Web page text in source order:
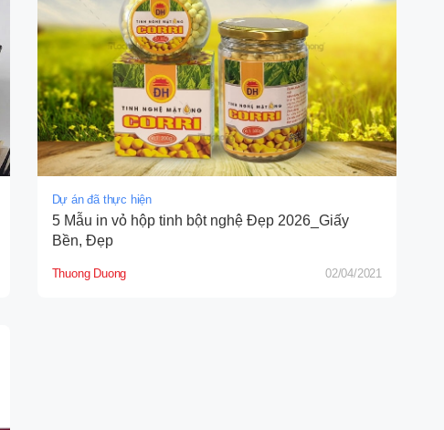
Dự án đã thực hiện
5 Mẫu in vỏ hộp tinh bột nghệ Đẹp 2026_Giấy
Bền, Đẹp
Thuong Duong 02/04/2021